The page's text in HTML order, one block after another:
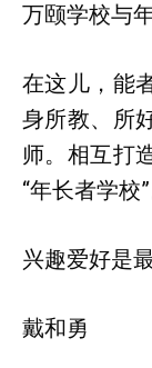
万颐学校与
在这儿，能
身所教、所
师。相互打
“年长者学校”
兴趣爱好是
戴和勇